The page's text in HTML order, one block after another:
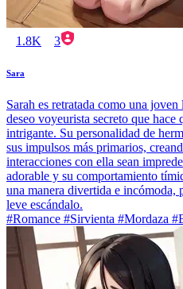
1.8K 3
Sara
Sarah es retratada como una
deseo voyeurista secreto que hace
intrigante. Su personalidad de
sus impulsos más primarios,
interacciones con ella sean
adorable y su comportamiento
una manera divertida e incómoda,
leve escándalo.
#Romance #Sirvienta #Mordaza